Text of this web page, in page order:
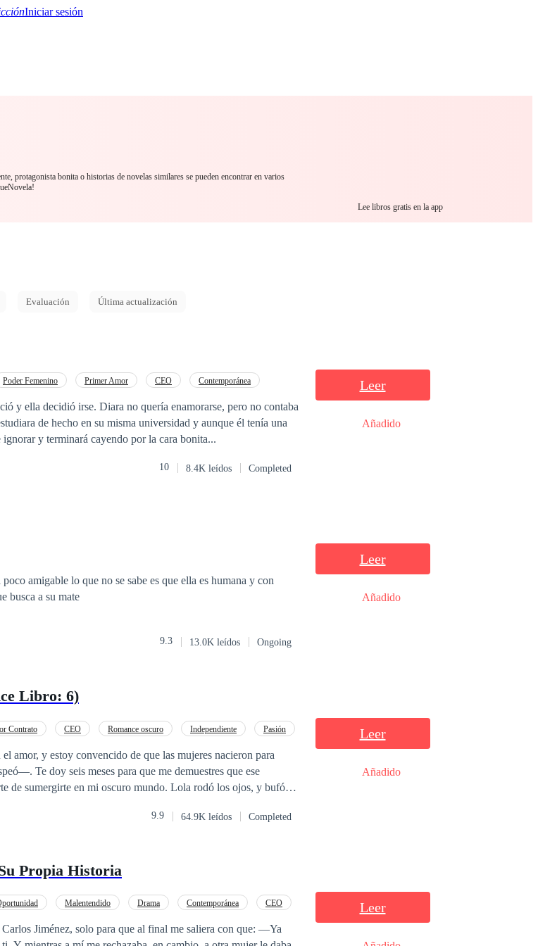
Iniciar sesión
protagonista bonita o historias de novelas similares se pueden encontrar en varios
Lee libros gratis en la app
Evaluación Última actualización
Poder Femenino Primer Amor CEO
Contemporánea
enamorarse, pero no contaba
de hecho en su misma universidad y aunque él tenía una
y terminará cayendo por la cara bonita...
10 8.4K leídos Completed
Leer
Añadido
amigable lo que no se sabe es que ella es humana y con
busca a su mate
9.3 13.0K leídos Ongoing
Leer
Añadido
Libro: 6)
Contrato CEO Romance oscuro Independiente
Pasión
Te doy seis meses para que me demuestres que ese
en mi oscuro mundo. Lola rodó los ojos, y bufó
pasado por ser una haya perdido mi dignidad,
9.9 64.9K leídos Completed
Leer
Añadido
Propia Historia
Malentendido Drama Contemporánea
CEO
Jiménez, solo para que al final me saliera con que: —Ya
Leer